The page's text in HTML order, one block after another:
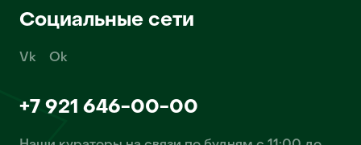
Социальные сети
Vk Ok
+7 921 646-00-00